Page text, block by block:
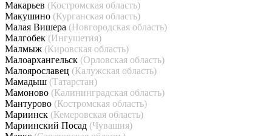
Макарьев (Костромская область)
Макушино (Курганская область)
Малая Вишера (Новгородская область)
Малгобек (Ингушетия)
Малмыж (Кировская область)
Малоархангельск (Орловская область)
Малоярославец (Калужская область)
Мамадыш (Татарстан)
Мамоново (Калининградская область)
Мантурово (Костромская область)
Мариинск (Кемеровская область)
Мариинский Посад (Чувашия)